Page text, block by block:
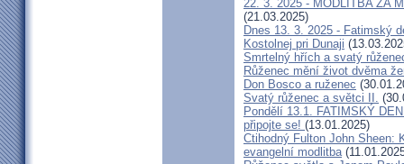
22. 3. 2025 - MODLITBA ZA
(21.03.2025)
Dnes 13. 3. 2025 - Fatimský
Kostolnej pri Dunaji
Smrtelný hřích a svatý
Růženec mění život dvěma
Don Bosco a ruženec
Svatý růženec a světci II.
Pondělí 13.1. FATIMSKÝ
připojte se! (13.01.2025)
Ctihodný Fulton John Sheen:
evangelní modlitba